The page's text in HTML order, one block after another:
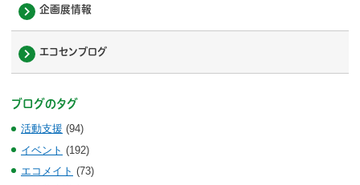
企画展情報
エコセンブログ
ブログのタグ
活動支援 (94)
イベント (192)
エコメイト (73)